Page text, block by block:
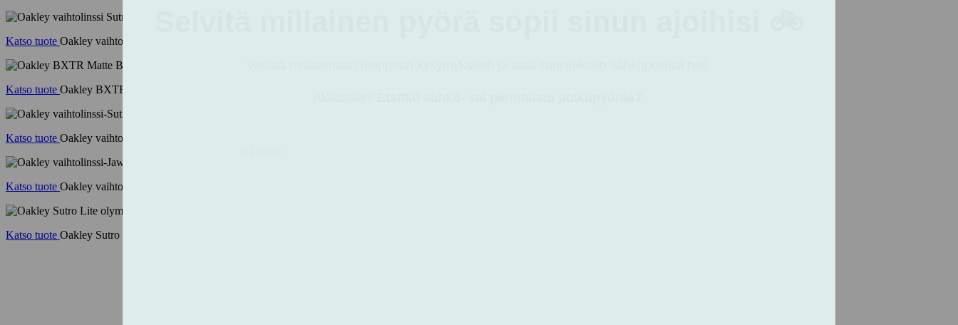
Katso tuote Oakley vaihtolinssi Sutro Lite S prizm low light
Katso tuote Oakley BXTR Matte Balsam/Prizm Grey
Katso tuote Oakley vaihtolinssi-Sutro Alk Prizm Low Light
Katso tuote Oakley vaihtolinssi-Jawbreaker Alk Prizm Black
Katso tuote Oakley Sutro Lite olympic gold/prizm black